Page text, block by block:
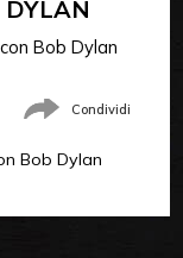
Bob Dylan
Condividi
Bob Dylan